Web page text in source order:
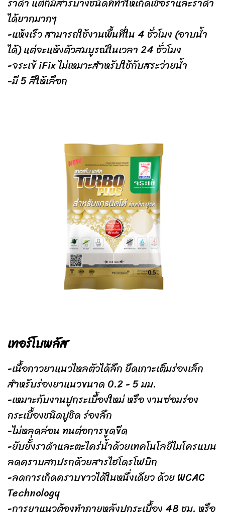
ได้ยากมากๆ
-แห้งเร็ว สามารถใช้งานพื้นที่ใน 4 ชั่วโมง (อาบน้ำ
ได้) แต่จะแห้งตัวสมบูรณ์ในเวลา 24 ชั่วโมง
-จระเข้ iFix ไม่เหมาะสำหรับใช้กับสระว่ายน้ำ
-มี 5 สีให้เลือก
เทอร์โบพลัส
-เนื้อกาวยาแนวไหลตัวได้ลึก ยึดเกาะเต็มร่องเล็ก
สำหรับร่องยาแนวขนาด 0.2 - 5 มม.
-เหมาะกับงานปูกระเบื้องใหม่ หรือ งานซ่อมร่อง
กระเบื้องชนิดปูชิด ร่องลึก
-ไม่หลุดล่อน ทนต่อการขูดขีด
-ยับยั้งราดำและตะไคร่น้ำด้วยเทคโนโลยีไมโครแบน
ลดคราบสกปรกด้วยสารไฮโดรโฟบิก
-ลดการเกิดคราบขาวได้ในหนึ่งเดียว ด้วย WCAC
Technology